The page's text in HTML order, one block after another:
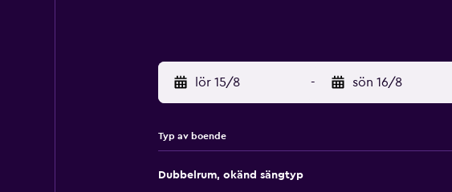
lör 15/8 - sön 16/8
Typ av boende
Dubbelrum, okänd sängtyp